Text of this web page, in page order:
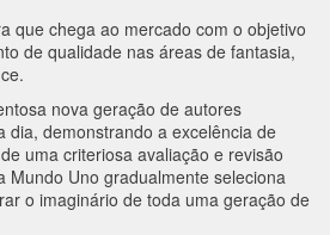
que chega ao mercado com o objetivo
de qualidade nas áreas de fantasia,
nova geração de autores
dia, demonstrando a excelência de
uma criteriosa avaliação e revisão
Mundo Uno gradualmente seleciona
o imaginário de toda uma geração de